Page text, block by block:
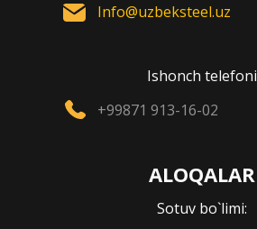
Info@uzbeksteel.uz
Ishonch telefoni
+99871 913-16-02
ALOQALAR
Sotuv bo`limi: